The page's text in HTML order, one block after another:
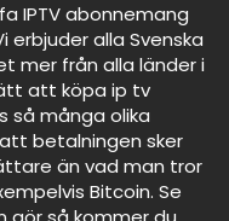
IPTV abonnemang
alla Svenska
mer från alla länder i
att köpa ip tv
så många olika
betalningen sker
än vad man tror
Bitcoin. Se